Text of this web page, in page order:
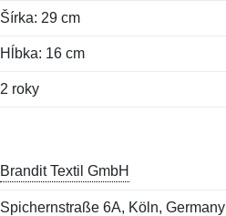
Šírka: 29 cm
Hĺbka: 16 cm
2 roky
Brandit Textil GmbH
Spichernstraße 6A, Köln, Germany